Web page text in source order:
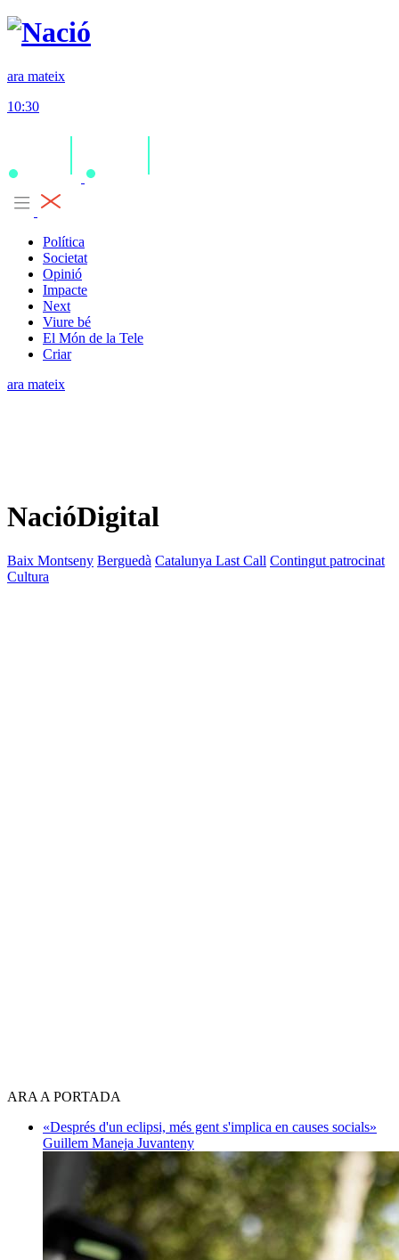
ara mateix
10:30
Política
Societat
Opinió
Impacte
Next
Viure bé
El Món de la Tele
Criar
ara mateix
NacióDigital
Baix Montseny Berguedà Catalunya Last Call Contingut patrocinat
Cultura
ARA A PORTADA
«Després d'un eclipsi, més gent s'implica en causes socials»
Guillem Maneja Juvanteny